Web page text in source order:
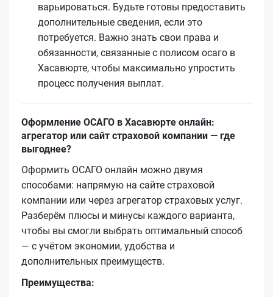
варьироваться. Будьте готовы предоставить
дополнительные сведения, если это
потребуется. Важно знать свои права и
обязанности, связанные с полисом осаго в
Хасавюрте, чтобы максимально упростить
процесс получения выплат.
Оформление ОСАГО в Хасавюрте онлайн:
агрегатор или сайт страховой компании — где
выгоднее?
Оформить ОСАГО онлайн можно двумя
способами: напрямую на сайте страховой
компании или через агрегатор страховых услуг.
Разберём плюсы и минусы каждого варианта,
чтобы вы смогли выбрать оптимальный способ
— с учётом экономии, удобства и
дополнительных преимуществ.
Преимущества: